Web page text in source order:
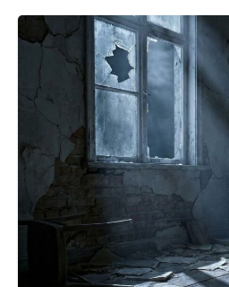
utjecaju nemorala i
skladu sa islamskim